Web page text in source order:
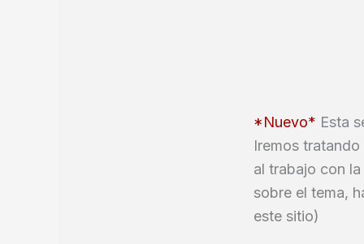
*Nuevo* Esta
Iremos
al trabajo con
sobre el tema,
este sitio)